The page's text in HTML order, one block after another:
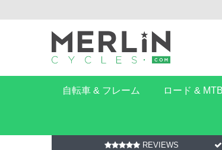
自転車 & フレーム ロード &
REVIEWS